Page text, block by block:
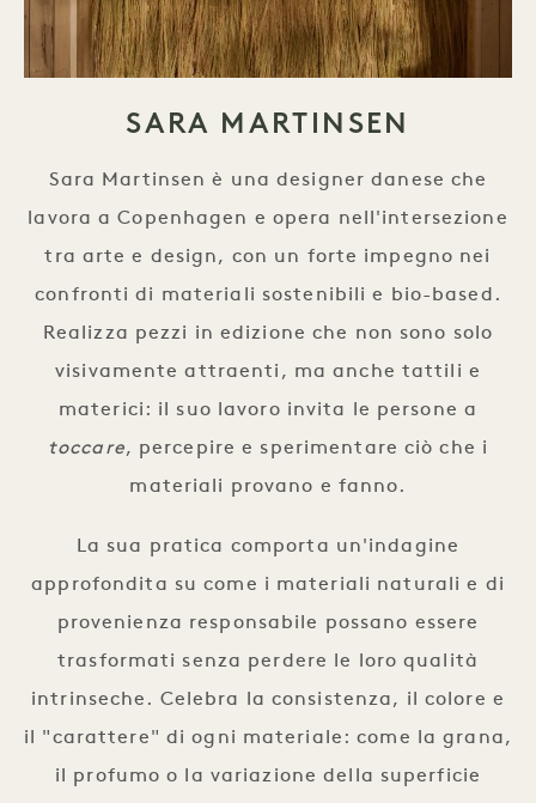
SARA MARTINSEN
Sara Martinsen è una designer danese che
lavora a Copenhagen e opera nell'intersezione
tra arte e design, con un forte impegno nei
confronti di materiali sostenibili e bio-based.
Realizza pezzi in edizione che non sono solo
visivamente attraenti, ma anche tattili e
materici: il suo lavoro invita le persone a
toccare, percepire e sperimentare ciò che i
materiali provano e fanno.
La sua pratica comporta un'indagine
approfondita su come i materiali naturali e di
provenienza responsabile possano essere
trasformati senza perdere le loro qualità
intrinseche. Celebra la consistenza, il colore e
il "carattere" di ogni materiale: come la grana,
il profumo o la variazione della superficie